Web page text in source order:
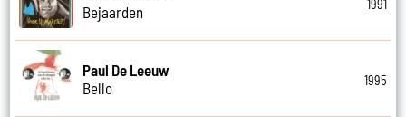
Bejaarden
1991
Paul De Leeuw
Bello
1995